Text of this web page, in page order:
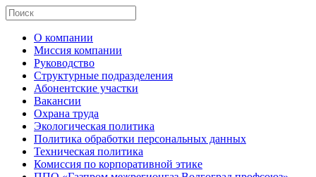
О компании
Миссия компании
Руководство
Структурные подразделения
Абонентские участки
Вакансии
Охрана труда
Экологическая политика
Политика обработки персональных данных
Техническая политика
Комиссия по корпоративной этике